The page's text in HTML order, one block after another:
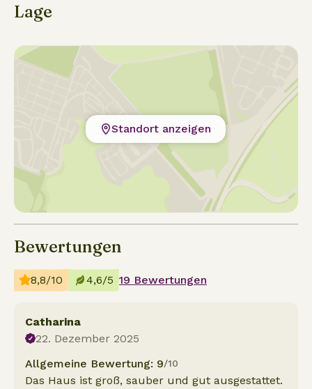
Lage
Standort anzeigen
Bewertungen
8,8/10 4,6/5 19 Bewertungen
Catharina
22. Dezember 2025
Allgemeine Bewertung: 9/10
Das Haus ist groß, sauber und gut ausgestattet.